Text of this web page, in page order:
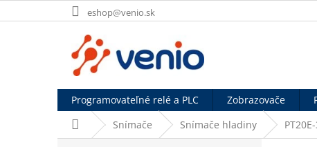
na
eshop@venio.sk
Programovateľné relé a PLC Zobrazovače
DomovSnímače Snímače hladiny